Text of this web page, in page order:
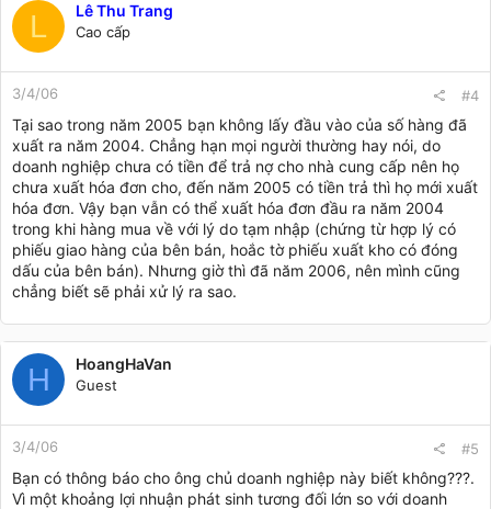
L Lê Thu Trang
Cao cấp
3/4/06 #4
Tại sao trong năm 2005 bạn không lấy đầu vào của số hàng đã
xuất ra năm 2004. Chẳng hạn mọi người thường hay nói, do
doanh nghiệp chưa có tiền để trả nợ cho nhà cung cấp nên họ
chưa xuất hóa đơn cho, đến năm 2005 có tiền trả thì họ mới xuất
hóa đơn. Vậy bạn vẫn có thể xuất hóa đơn đầu ra năm 2004
trong khi hàng mua về với lý do tạm nhập (chứng từ hợp lý có
phiếu giao hàng của bên bán, hoắc tờ phiếu xuất kho có đóng
dấu của bên bán). Nhưng giờ thì đã năm 2006, nên mình cũng
chẳng biết sẽ phải xử lý ra sao.
H HoangHaVan
Guest
3/4/06 #5
Bạn có thông báo cho ông chủ doanh nghiệp này biết không???.
Vì một khoảng lợi nhuận phát sinh tương đối lớn so với doanh